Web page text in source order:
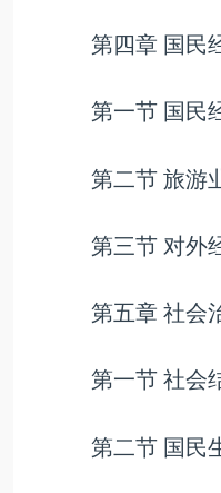
第四章 国民
第一节 国民
第二节 旅游
第三节 对外
第五章 社会
第一节 社会
第二节 国民生